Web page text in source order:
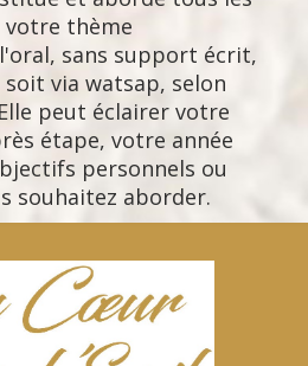
votre thème
sans support écrit,
via watsap, selon
peut éclairer votre
étape, votre année
personnels ou
souhaitez aborder.